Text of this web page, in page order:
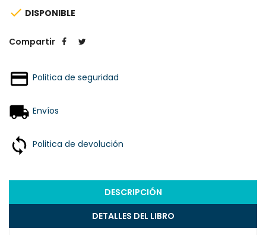
 DISPONIBLE
Compartir
Politica de seguridad
Envíos
Politica de devolución
DESCRIPCIÓN
DETALLES DEL LIBRO